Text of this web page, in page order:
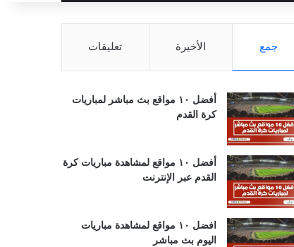
جمع الأخيرة تعليقات
أفضل ١٠ مواقع بث مباشر لمباريات
كرة القدم
أفضل ١٠ مواقع لمشاهدة مباريات كرة
القدم عبر الإنترنت
افضل ١٠ مواقع لمشاهدة مباريات
اليوم بث مباشر